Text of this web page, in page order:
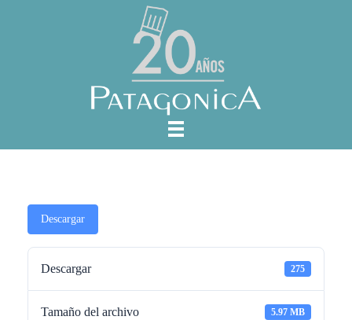
Descargar
Descargar 275
Tamaño del archivo 5.97 MB